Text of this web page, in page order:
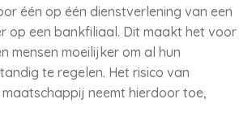
één op één dienstverlening van een
op een bankfiliaal. Dit maakt het voor
mensen moeilijker om al hun
te regelen. Het risico van
neemt hierdoor toe,